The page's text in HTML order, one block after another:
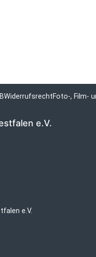
WiderrufsrechtFoto-, Film-
e.V.
e.V.